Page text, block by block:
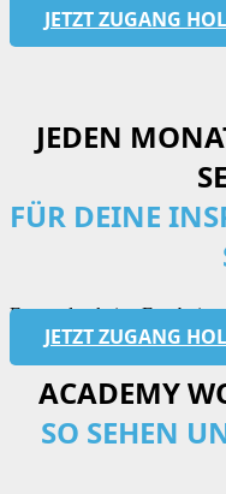
JETZT ZUGANG
JEDEN
FÜR DEINE
Es wurden keine
JETZT ZUGANG
ACADEMY
SO SEHEN